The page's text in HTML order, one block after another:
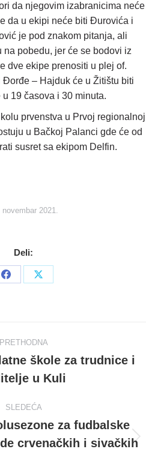
da njegovim izabranicima neće
da u ekipi neće biti Đurovića i
je pod znakom pitanja, ali
na pobedu, jer će se bodovi iz
dve ekipe prenositi u plej of.
Đorđe – Hajduk će u Žitištu biti
19 časova i 30 minuta.
prvenstva u Prvoj regionalnoj
u Bačkoj Palanci gde će od
susret sa ekipom Delfin.
novembar 2021.
Deli:
Share
Share
PRETHODNA
post
škole za trudnice i
u Kuli
SLEDEĆA
Sledeći
za fudbalske
crvenačkih i sivačkih